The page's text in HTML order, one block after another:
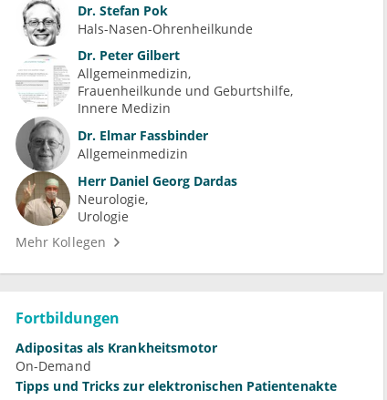
Dr. Stefan Pok
Hals-Nasen-Ohrenheilkunde
Dr. Peter Gilbert
Allgemeinmedizin
Frauenheilkunde und Geburtshilfe
Innere Medizin
Dr. Elmar Fassbinder
Allgemeinmedizin
Herr Daniel Georg Dardas
Neurologie
Urologie
Mehr Kollegen
Fortbildungen
Adipositas als Krankheitsmotor
On-Demand
Tipps und Tricks zur elektronischen Patientenakte